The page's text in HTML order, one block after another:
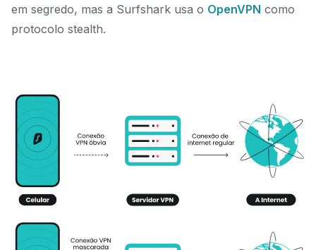
em segredo, mas a Surfshark usa o OpenVPN como
protocolo stealth.